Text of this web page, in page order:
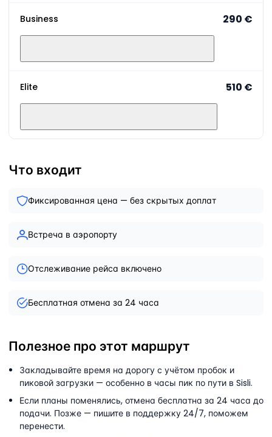
Business 290 €
Elite 510 €
Что входит
Фиксированная цена — без скрытых доплат
Встреча в аэропорту
Отслеживание рейса включено
Бесплатная отмена за 24 часа
Полезное про этот маршрут
Закладывайте время на дорогу с учётом пробок и
пиковой загрузки — особенно в часы пик по пути в Sisli.
Если планы поменялись, отмена бесплатна за 24 часа до
подачи. Позже — пишите в поддержку 24/7, поможем
перенести.